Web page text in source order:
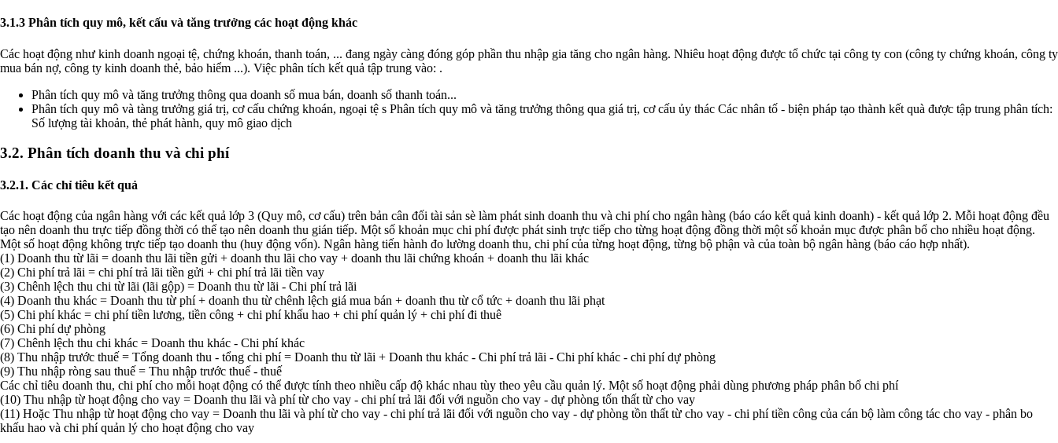
3.1.3 Phân tích quy mô, kết cấu và tăng trưởng các hoạt động khác
Các hoạt động như kinh doanh ngoại tệ, chứng khoán, thanh toán, ... đang ngày càng đóng góp phần thu nhập gia tăng cho ngân hàng. Nhiêu hoạt động được tổ chức tại công ty con (công ty chứng khoán, công ty
mua bán nợ, công ty kinh doanh thẻ, bảo hiểm ...). Việc phân tích kết quả tập trung vào: .
Phân tích quy mô và tăng trưởng thông qua doanh số mua bán, doanh số thanh toán...
Phân tích quy mô và tàng trưởng giá trị, cơ cấu chứng khoán, ngoại tệ s Phân tích quy mô và tăng trưởng thông qua giá trị, cơ cấu ủy thác Các nhân tố - biện pháp tạo thành kết quà được tập trung phân tích:
Số lượng tài khoản, thẻ phát hành, quy mô giao dịch
3.2. Phân tích doanh thu và chi phí
3.2.1. Các chỉ tiêu kết quả
Các hoạt động của ngân hàng với các kết quả lớp 3 (Quy mô, cơ cấu) trên bản cân đối tài sản sè làm phát sinh doanh thu và chi phí cho ngân hàng (báo cáo kết quả kinh doanh) - kết quả lớp 2. Mỗi hoạt động đều
tạo nên doanh thu trực tiếp đồng thời có thể tạo nên doanh thu gián tiếp. Một số khoản mục chi phí được phát sinh trực tiếp cho từng hoạt động đồng thời một số khoản mục được phân bổ cho nhiều hoạt động.
Một số hoạt động không trực tiếp tạo doanh thu (huy động vốn). Ngân hàng tiến hành đo lường doanh thu, chi phí của từng hoạt động, từng bộ phận và của toàn bộ ngân hàng (báo cáo hợp nhất).
(1) Doanh thu từ lãi = doanh thu lãi tiền gửi + doanh thu lãi cho vay + doanh thu lãi chứng khoán + doanh thu lãi khác
(2) Chi phí trả lãi = chi phí trả lãi tiền gửi + chi phí trả lãi tiền vay
(3) Chênh lệch thu chi từ lãi (lãi gộp) = Doanh thu từ lãi - Chi phí trả lãi
(4) Doanh thu khác = Doanh thu từ phí + doanh thu từ chênh lệch giá mua bán + doanh thu từ cổ tức + doanh thu lãi phạt
(5) Chi phí khác = chi phí tiền lương, tiền công + chi phí khấu hao + chi phí quản lý + chi phí đi thuê
(6) Chi phí dự phòng
(7) Chênh lệch thu chi khác = Doanh thu khác - Chi phí khác
(8) Thu nhập trước thuế = Tổng doanh thu - tổng chi phí = Doanh thu từ lãi + Doanh thu khác - Chi phí trả lãi - Chi phí khác - chi phí dự phòng
(9) Thu nhập ròng sau thuế = Thu nhập trước thuế - thuế
Các chỉ tiêu doanh thu, chi phí cho mỗi hoạt động có thể được tính theo nhiều cấp độ khác nhau tùy theo yêu cầu quản lý. Một số hoạt động phải dùng phương pháp phân bổ chi phí
(10) Thu nhập từ hoạt động cho vay = Doanh thu lãi và phí từ cho vay - chi phí trả lãi đối với nguồn cho vay - dự phòng tốn thất từ cho vay
(11) Hoặc Thu nhập từ hoạt động cho vay = Doanh thu lãi và phí từ cho vay - chi phí trả lãi đối với nguồn cho vay - dự phòng tồn thất từ cho vay - chi phí tiền công của cán bộ làm công tác cho vay - phân bo
khấu hao và chi phí quản lý cho hoạt động cho vay